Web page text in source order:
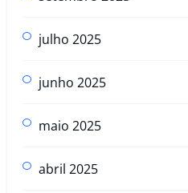
julho 2025
junho 2025
maio 2025
abril 2025